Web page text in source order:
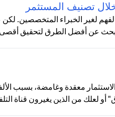
تصنيف المستثمر
لغير الخبراء المتخصصين.
للبحث عن أفضل الطرق لتحقيق
معقدة وغامضة، بسبب
لعلك من الذين يغيرون قناة